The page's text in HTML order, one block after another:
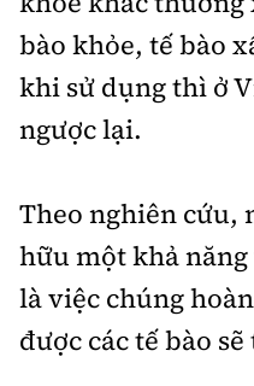
bào khỏe, tế bào
khi sử dụng thì ở
ngược lại.
Theo nghiên cứu,
hữu một khả
là việc chúng
được các tế bào